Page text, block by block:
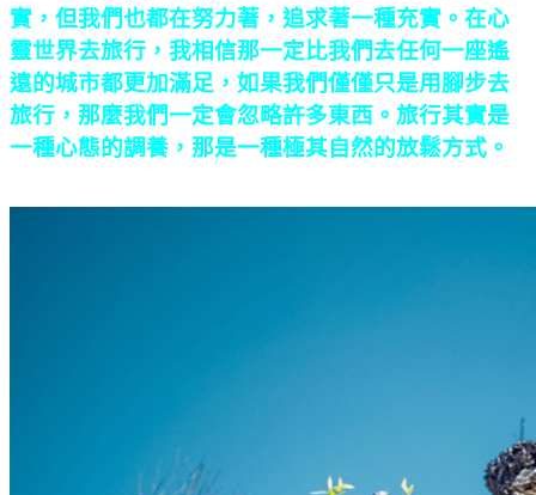
實，但我們也都在努力著，追求著一種充實。在心
靈世界去旅行，我相信那一定比我們去任何一座遙
遠的城市都更加滿足，如果我們僅僅只是用腳步去
旅行，那麼我們一定會忽略許多東西。旅行其實是
一種心態的調養，那是一種極其自然的放鬆方式。